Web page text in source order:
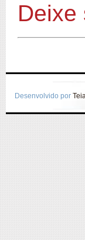
Desenvolvido por